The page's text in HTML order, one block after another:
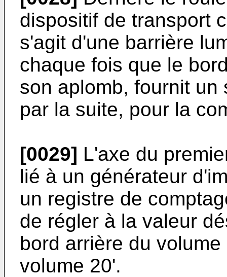
dispositif de transport
s'agit d'une barrière
chaque fois que le
son aplomb, fournit
par la suite, pour la
[0029] L'axe du
lié à un générateur
un registre de
de régler à la valeur
bord arrière du
volume 20'.